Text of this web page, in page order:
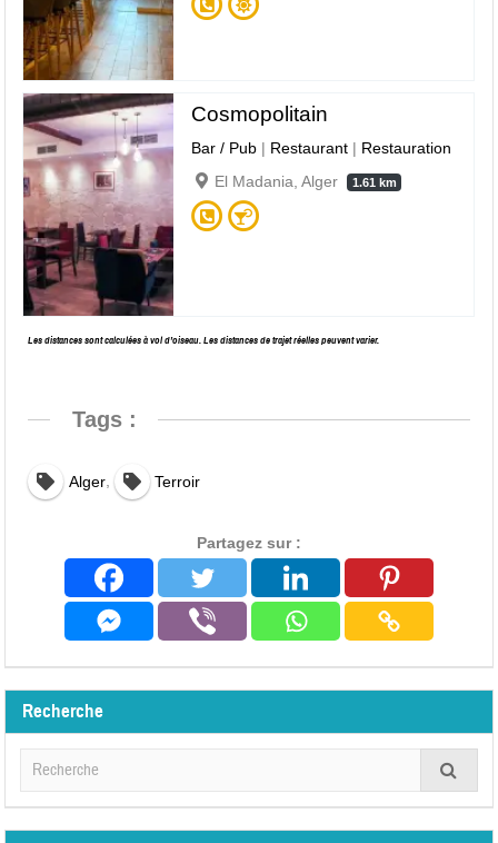
Cosmopolitain
Bar / Pub | Restaurant | Restauration
El Madania, Alger
1.61 km
Les distances sont calculées à vol d’oiseau. Les distances de trajet réelles peuvent varier.
Tags :
Alger, Terroir
Partagez sur :
Recherche